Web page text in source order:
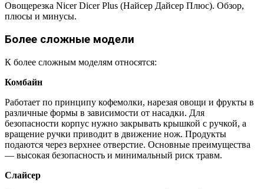
Овощерезка Nicer Dicer Plus (Найсер Дайсер Плюс). Обзор,
плюсы и минусы.
Более сложные модели
К более сложным моделям относятся:
Комбайн
Работает по принципу кофемолки, нарезая овощи и фрукты в
различные формы в зависимости от насадки. Для
безопасности корпус нужно закрывать крышкой с ручкой, а
вращение ручки приводит в движение нож. Продукты
подаются через верхнее отверстие. Основные преимущества
— высокая безопасность и минимальный риск травм.
Слайсер